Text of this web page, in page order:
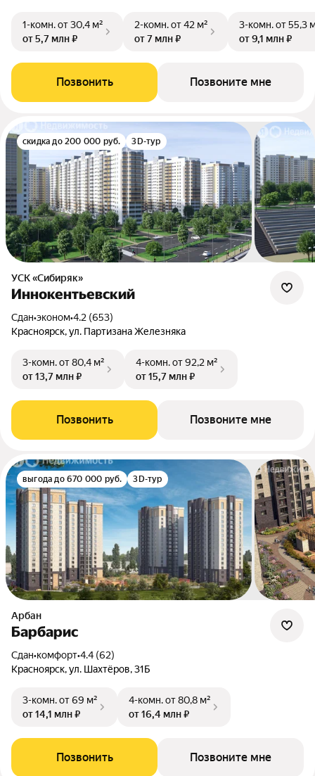
1-комн.от 30,4 м²
от 5,7 млн ₽
2-комн.от 42 м²
от 7 млн ₽
3-комн.от 55,3
от 9,1 млн ₽
Позвонить Позвоните мне
скидка до 200 000 руб. 3D-тур
УСК «Сибиряк»
Иннокентьевский
Сдан•эконом•4.2 (653)
Красноярск, ул. Партизана Железняка
3-комн.от 80,4 м²
от 13,7 млн ₽
4-комн.от 92,2 м²
от 15,7 млн ₽
Позвонить Позвоните мне
выгода до 670 000 руб. 3D-тур
Арбан
Барбарис
Сдан•комфорт•4.4 (62)
Красноярск, ул. Шахтёров, 31Б
3-комн.от 69 м²
от 14,1 млн ₽
4-комн.от 80,8 м²
от 16,4 млн ₽
Позвонить Позвоните мне